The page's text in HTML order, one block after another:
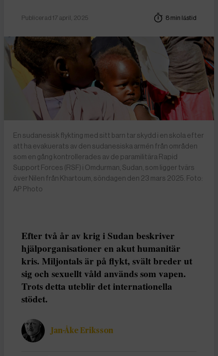
Publicerad 17 april, 2025 8 min lästid
En sudanesisk flykting med sitt barn tar skydd i en skola efter
att ha evakuerats av den sudanesiska armén från områden
som en gång kontrollerades av de paramilitära Rapid
Support Forces (RSF) i Omdurman, Sudan, som ligger tvärs
över Nilen från Khartoum, söndagen den 23 mars 2025. Foto:
AP Photo
Efter två år av krig i Sudan beskriver
hjälporganisationer en akut humanitär
kris. Miljontals är på flykt, svält breder ut
sig och sexuellt våld används som vapen.
Trots detta uteblir det internationella
stödet.
Jan-Åke Eriksson